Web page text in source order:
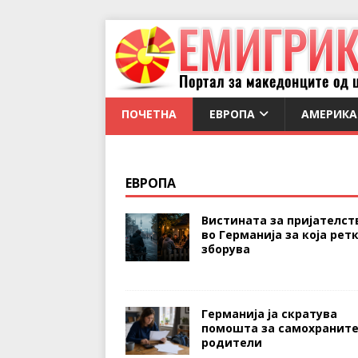
ПОЧЕТНА ЕВРОПА АМЕРИКА
ЕВРОПА
Вистината за
во Германија за која
зборува
Германија ја скратува
помошта за самохраните
родители